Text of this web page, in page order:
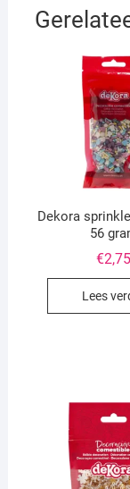
Dekora
56
€2,75
Lees